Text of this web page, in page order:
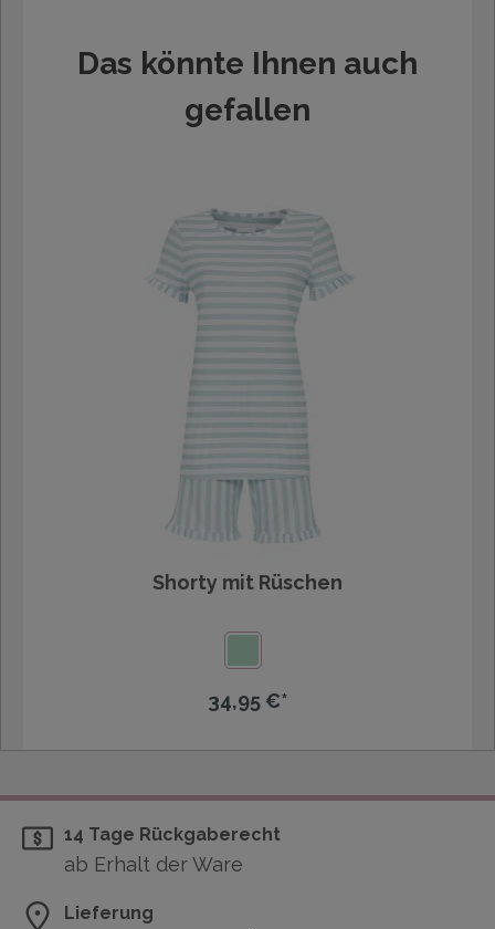
Das könnte Ihnen auch
gefallen
Shorty mit Rüschen
34,95 €*
14 Tage Rückgaberecht
ab Erhalt der Ware
Lieferung